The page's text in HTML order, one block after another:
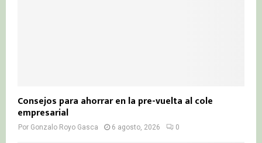
Consejos para ahorrar en la pre-vuelta al cole
empresarial
Por Gonzalo Royo Gasca 6 agosto, 2026 0